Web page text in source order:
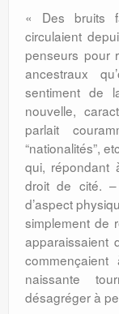
« Des bruits
circulaient
penseurs pour
ancestraux
sentiment de
nouvelle,
parlait
“nationalités”,
qui, répondant
droit de cité. –
d’aspect
simplement de
apparaissaient
naissante
désagréger à